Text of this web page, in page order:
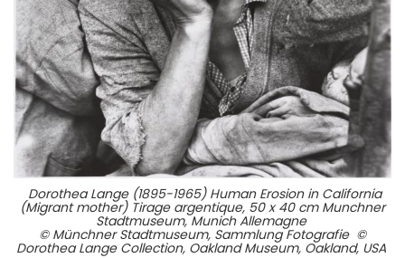
Dorothea Lange (1895-1965) Human Erosion in California
(Migrant mother) Tirage argentique, 50 x 40 cm Munchner
Stadtmuseum, Munich Allemagne
© Münchner Stadtmuseum, Sammlung Fotografie ©
Dorothea Lange Collection, Oakland Museum, Oakland, USA